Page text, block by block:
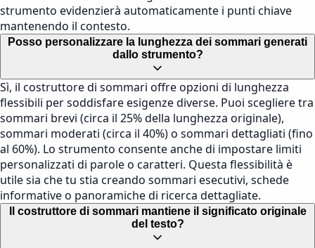
strumento evidenzierà automaticamente i punti chiave
mantenendo il contesto.
Posso personalizzare la lunghezza dei sommari generati
dallo strumento?
Sì, il costruttore di sommari offre opzioni di lunghezza
flessibili per soddisfare esigenze diverse. Puoi scegliere tra
sommari brevi (circa il 25% della lunghezza originale),
sommari moderati (circa il 40%) o sommari dettagliati (fino
al 60%). Lo strumento consente anche di impostare limiti
personalizzati di parole o caratteri. Questa flessibilità è
utile sia che tu stia creando sommari esecutivi, schede
informative o panoramiche di ricerca dettagliate.
Il costruttore di sommari mantiene il significato originale
del testo?